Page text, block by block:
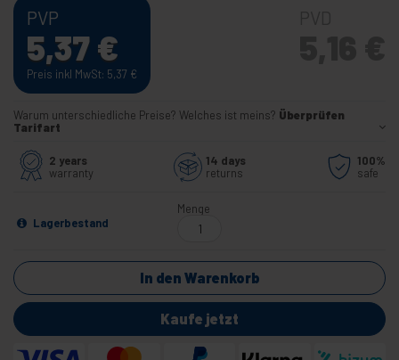
PVP
5,37€
Preis inkl MwSt: 5,37 €
Warum unterschiedliche Preise? Welches ist meins? Überprüfen
Tarifart
2 years
warranty
14 days
returns
100%
safe
Lagerbestand
Menge
In den Warenkorb
Kaufe jetzt